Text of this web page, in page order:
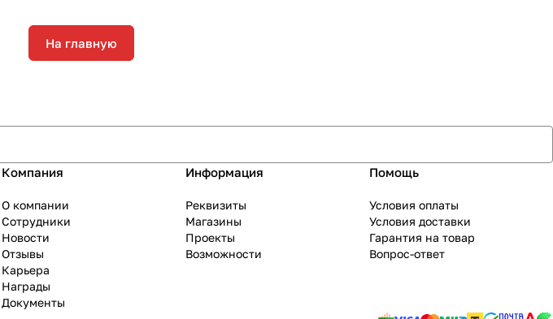
На главную
Компания
О компании
Сотрудники
Новости
Отзывы
Карьера
Награды
Документы
Информация
Реквизиты
Магазины
Проекты
Возможности
Помощь
Условия оплаты
Условия доставки
Гарантия на товар
Вопрос-ответ